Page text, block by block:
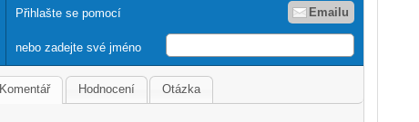
Přihlašte se pomocí Emailu
nebo zadejte své jméno
Komentář Hodnocení Otázka